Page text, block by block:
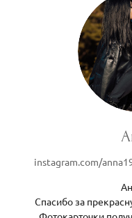
Спасибо за